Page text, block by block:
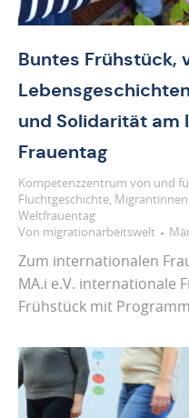
Buntes Frühstück,
und Solidarität am
Frauentag
Kompetenzzentrum von und
Fluchtgeschichte, Migrantinnen
Weltfrauentag
Von migrationarbeitswelt
Zum internationalen
MA.i e.V. internationale
Frühstück mit